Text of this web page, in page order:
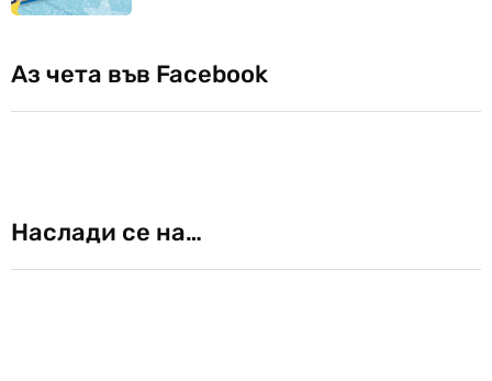
Аз чета във Facebook
Наслади се на…